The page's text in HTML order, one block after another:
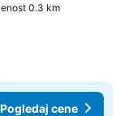
0.3 km
Pogledaj cene